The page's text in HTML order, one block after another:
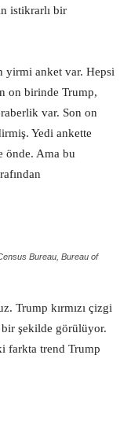
istikrarlı bir
yirmi anket var. Hepsi
on birinde Trump,
var. Son on
Yedi ankette
önde. Ama bu
Bureau, Bureau of
Trump kırmızı çizgi
şekilde görülüyor.
farkta trend Trump